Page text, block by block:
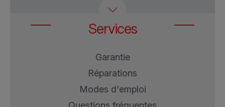
Services
Garantie
Réparations
Modes d'emploi